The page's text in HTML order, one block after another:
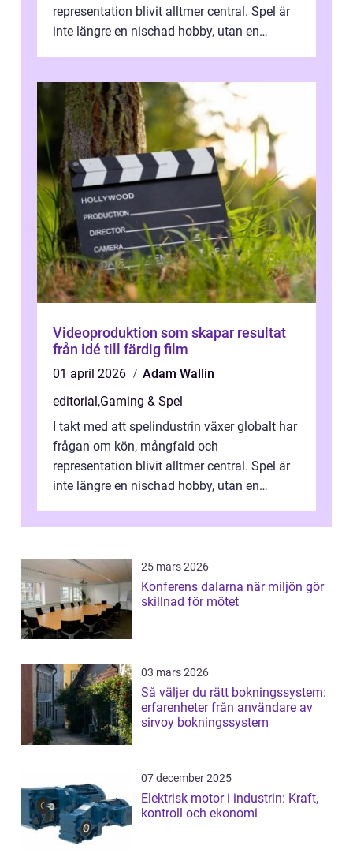
representation blivit alltmer central. Spel är
inte längre en nischad hobby, utan en
Videoproduktion som skapar resultat
från idé till färdig film
01 april 2026
Adam Wallin
editorial,Gaming & Spel
I takt med att spelindustrin växer globalt har
frågan om kön, mångfald och
representation blivit alltmer central. Spel är
inte längre en nischad hobby, utan en
25 mars 2026
Konferens dalarna när miljön gör
skillnad för mötet
03 mars 2026
Så väljer du rätt bokningssystem:
erfarenheter från användare av
sirvoy bokningssystem
07 december 2025
Elektrisk motor i industrin: Kraft,
kontroll och ekonomi